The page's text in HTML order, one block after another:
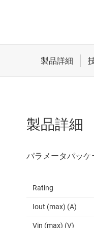
製品詳細
Rating
Iout (max) (A)
Vin (max) (V)